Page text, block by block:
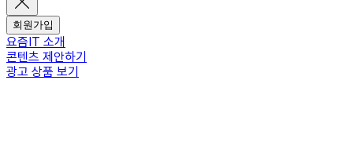
회원가입
요즘IT 소개
콘텐츠 제안하기
광고 상품 보기